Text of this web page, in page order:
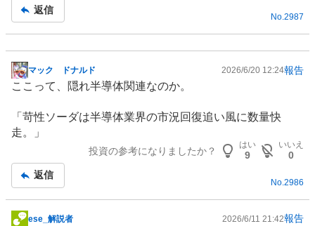
返信
No.2987
掲
示
事
マック ドナルド 2026/6/20 12:24報告
ここって、隠れ半導体関連なのか。
「苛性ソーダは半導体業界の市況回復追い風に数量快
走。」
投資の参考になりましたか？
はい
9
いいえ
0
返信
No. 2986
ese_解説者 2026/6/11 21:42報告